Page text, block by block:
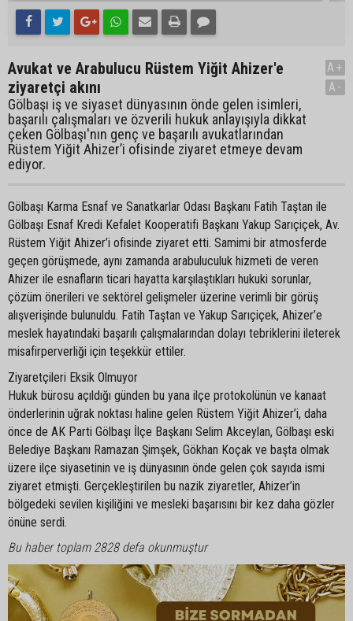
Avukat ve Arabulucu Rüstem Yiğit Ahizer'e
ziyaretçi akını
Gölbaşı iş ve siyaset dünyasının önde gelen isimleri,
başarılı çalışmaları ve özverili hukuk anlayışıyla dikkat
çeken Gölbaşı'nın genç ve başarılı avukatlarından
Rüstem Yiğit Ahizer’i ofisinde ziyaret etmeye devam
ediyor.
A+
A-
Gölbaşı Karma Esnaf ve Sanatkarlar Odası Başkanı Fatih Taştan ile
Gölbaşı Esnaf Kredi Kefalet Kooperatifi Başkanı Yakup Sarıçiçek, Av.
Rüstem Yiğit Ahizer’i ofisinde ziyaret etti. Samimi bir atmosferde
geçen görüşmede, aynı zamanda arabuluculuk hizmeti de veren
Ahizer ile esnafların ticari hayatta karşılaştıkları hukuki sorunlar,
çözüm önerileri ve sektörel gelişmeler üzerine verimli bir görüş
alışverişinde bulunuldu. Fatih Taştan ve Yakup Sarıçiçek, Ahizer’e
meslek hayatındaki başarılı çalışmalarından dolayı tebriklerini ileterek
misafirperverliği için teşekkür ettiler.
Ziyaretçileri Eksik Olmuyor
Hukuk bürosu açıldığı günden bu yana ilçe protokolünün ve kanaat
önderlerinin uğrak noktası haline gelen Rüstem Yiğit Ahizer’i, daha
önce de AK Parti Gölbaşı İlçe Başkanı Selim Akceylan, Gölbaşı eski
Belediye Başkanı Ramazan Şimşek, Gökhan Koçak ve başta olmak
üzere ilçe siyasetinin ve iş dünyasının önde gelen çok sayıda ismi
ziyaret etmişti. Gerçekleştirilen bu nazik ziyaretler, Ahizer’in
bölgedeki sevilen kişiliğini ve mesleki başarısını bir kez daha gözler
önüne serdi.
Bu haber toplam 2828 defa okunmuştur